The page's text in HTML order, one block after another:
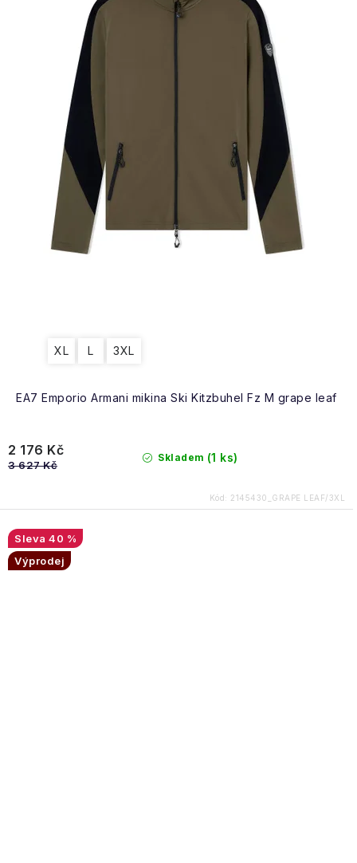
EA7 Emporio Armani mikina Ski Kitzbuhel Fz M grape leaf
XL L 3XL
Skladem (1 ks)
2 176 Kč
3 627 Kč
Kód: 2145430_GRAPE LEAF/3XL
40 %
Výprodej